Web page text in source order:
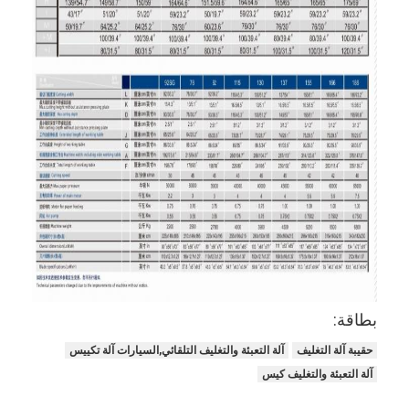
بطاقة:
حقيبة آلة التغليف
آلة التعبئة والتغليف التلقائي,السيارات آلة تكييس
آلة التعبئة والتغليف كيس